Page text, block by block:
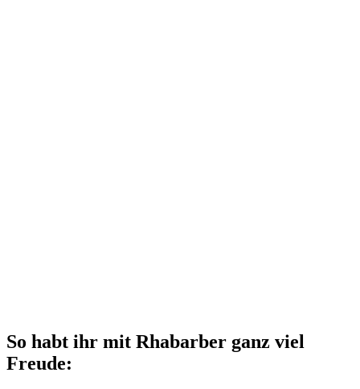
So habt ihr mit Rhabarber ganz viel
Freude: